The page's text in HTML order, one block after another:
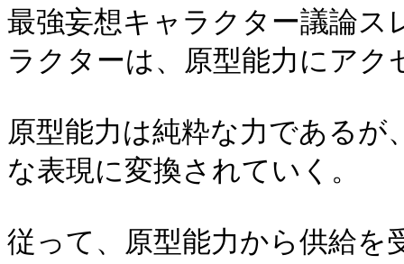
最強妄想キャラクター議論ス
ラクターは、原型能力にア
原型能力は純粋な力である
な表現に変換されていく。
従って、原型能力から供給を